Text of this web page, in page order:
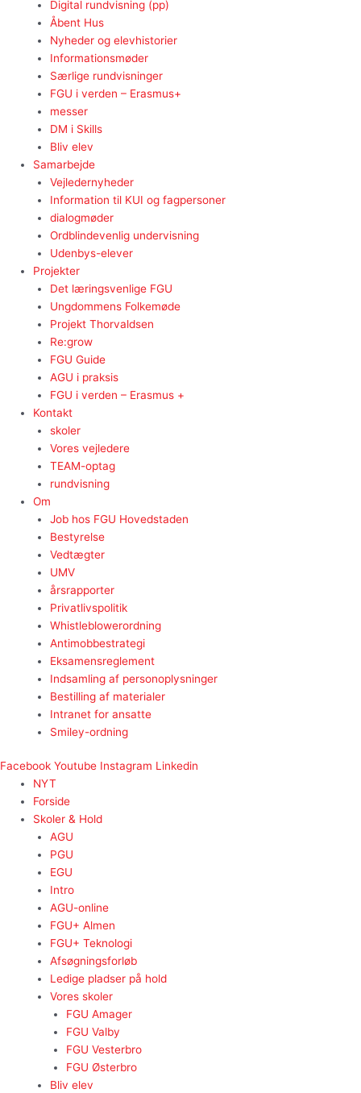
Digital rundvisning (pp)
Åbent Hus
Nyheder og elevhistorier
Informationsmøder
Særlige rundvisninger
FGU i verden – Erasmus+
messer
DM i Skills
Bliv elev
Samarbejde
Vejledernyheder
Information til KUI og fagpersoner
dialogmøder
Ordblindevenlig undervisning
Udenbys-elever
Projekter
Det læringsvenlige FGU
Ungdommens Folkemøde
Projekt Thorvaldsen
Re:grow
FGU Guide
AGU i praksis
FGU i verden – Erasmus +
Kontakt
skoler
Vores vejledere
TEAM-optag
rundvisning
Om
Job hos FGU Hovedstaden
Bestyrelse
Vedtægter
UMV
årsrapporter
Privatlivspolitik
Whistleblowerordning
Antimobbestrategi
Eksamensreglement
Indsamling af personoplysninger
Bestilling af materialer
Intranet for ansatte
Smiley-ordning
Facebook Youtube Instagram Linkedin
NYT
Forside
Skoler & Hold
AGU
PGU
EGU
Intro
AGU-online
FGU+ Almen
FGU+ Teknologi
Afsøgningsforløb
Ledige pladser på hold
Vores skoler
FGU Amager
FGU Valby
FGU Vesterbro
FGU Østerbro
Bliv elev